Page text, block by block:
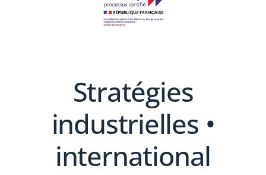
Stratégies
industrielles •
international